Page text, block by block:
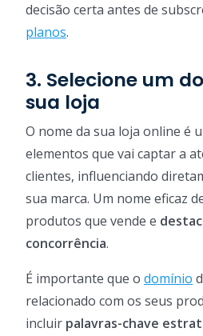
decisão certa antes de
planos.
3. Selecione um
sua loja
O nome da sua loja online é
elementos que vai captar a
clientes, influenciando
sua marca. Um nome eficaz
produtos que vende e
concorrência.
É importante que o domínio
relacionado com os seus
incluir palavras-chave